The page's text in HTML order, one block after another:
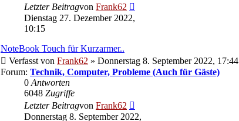
Letzter Beitragvon Frank62
Dienstag 27. Dezember 2022,
10:15
NoteBook Touch für Kurzarmer..
Verfasst von Frank62 » Donnerstag 8. September 2022, 17:44
Forum: Technik, Computer, Probleme (Auch für Gäste)
0 Antworten
6048 Zugriffe
Letzter Beitragvon Frank62
Beitrag
Donnerstag 8. September 2022,